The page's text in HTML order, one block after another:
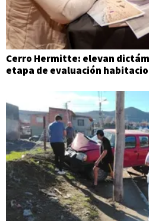
Cerro Hermitte: elevan
etapa de evaluación